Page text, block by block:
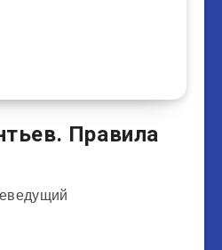
Правила